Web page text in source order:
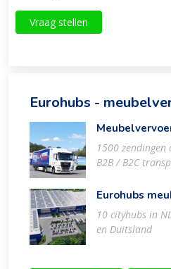
Vraag stellen
Eurohubs -
1500 zendingen
B2B / B2C
Eurohubs
10 cityhubs in
en Duitsland